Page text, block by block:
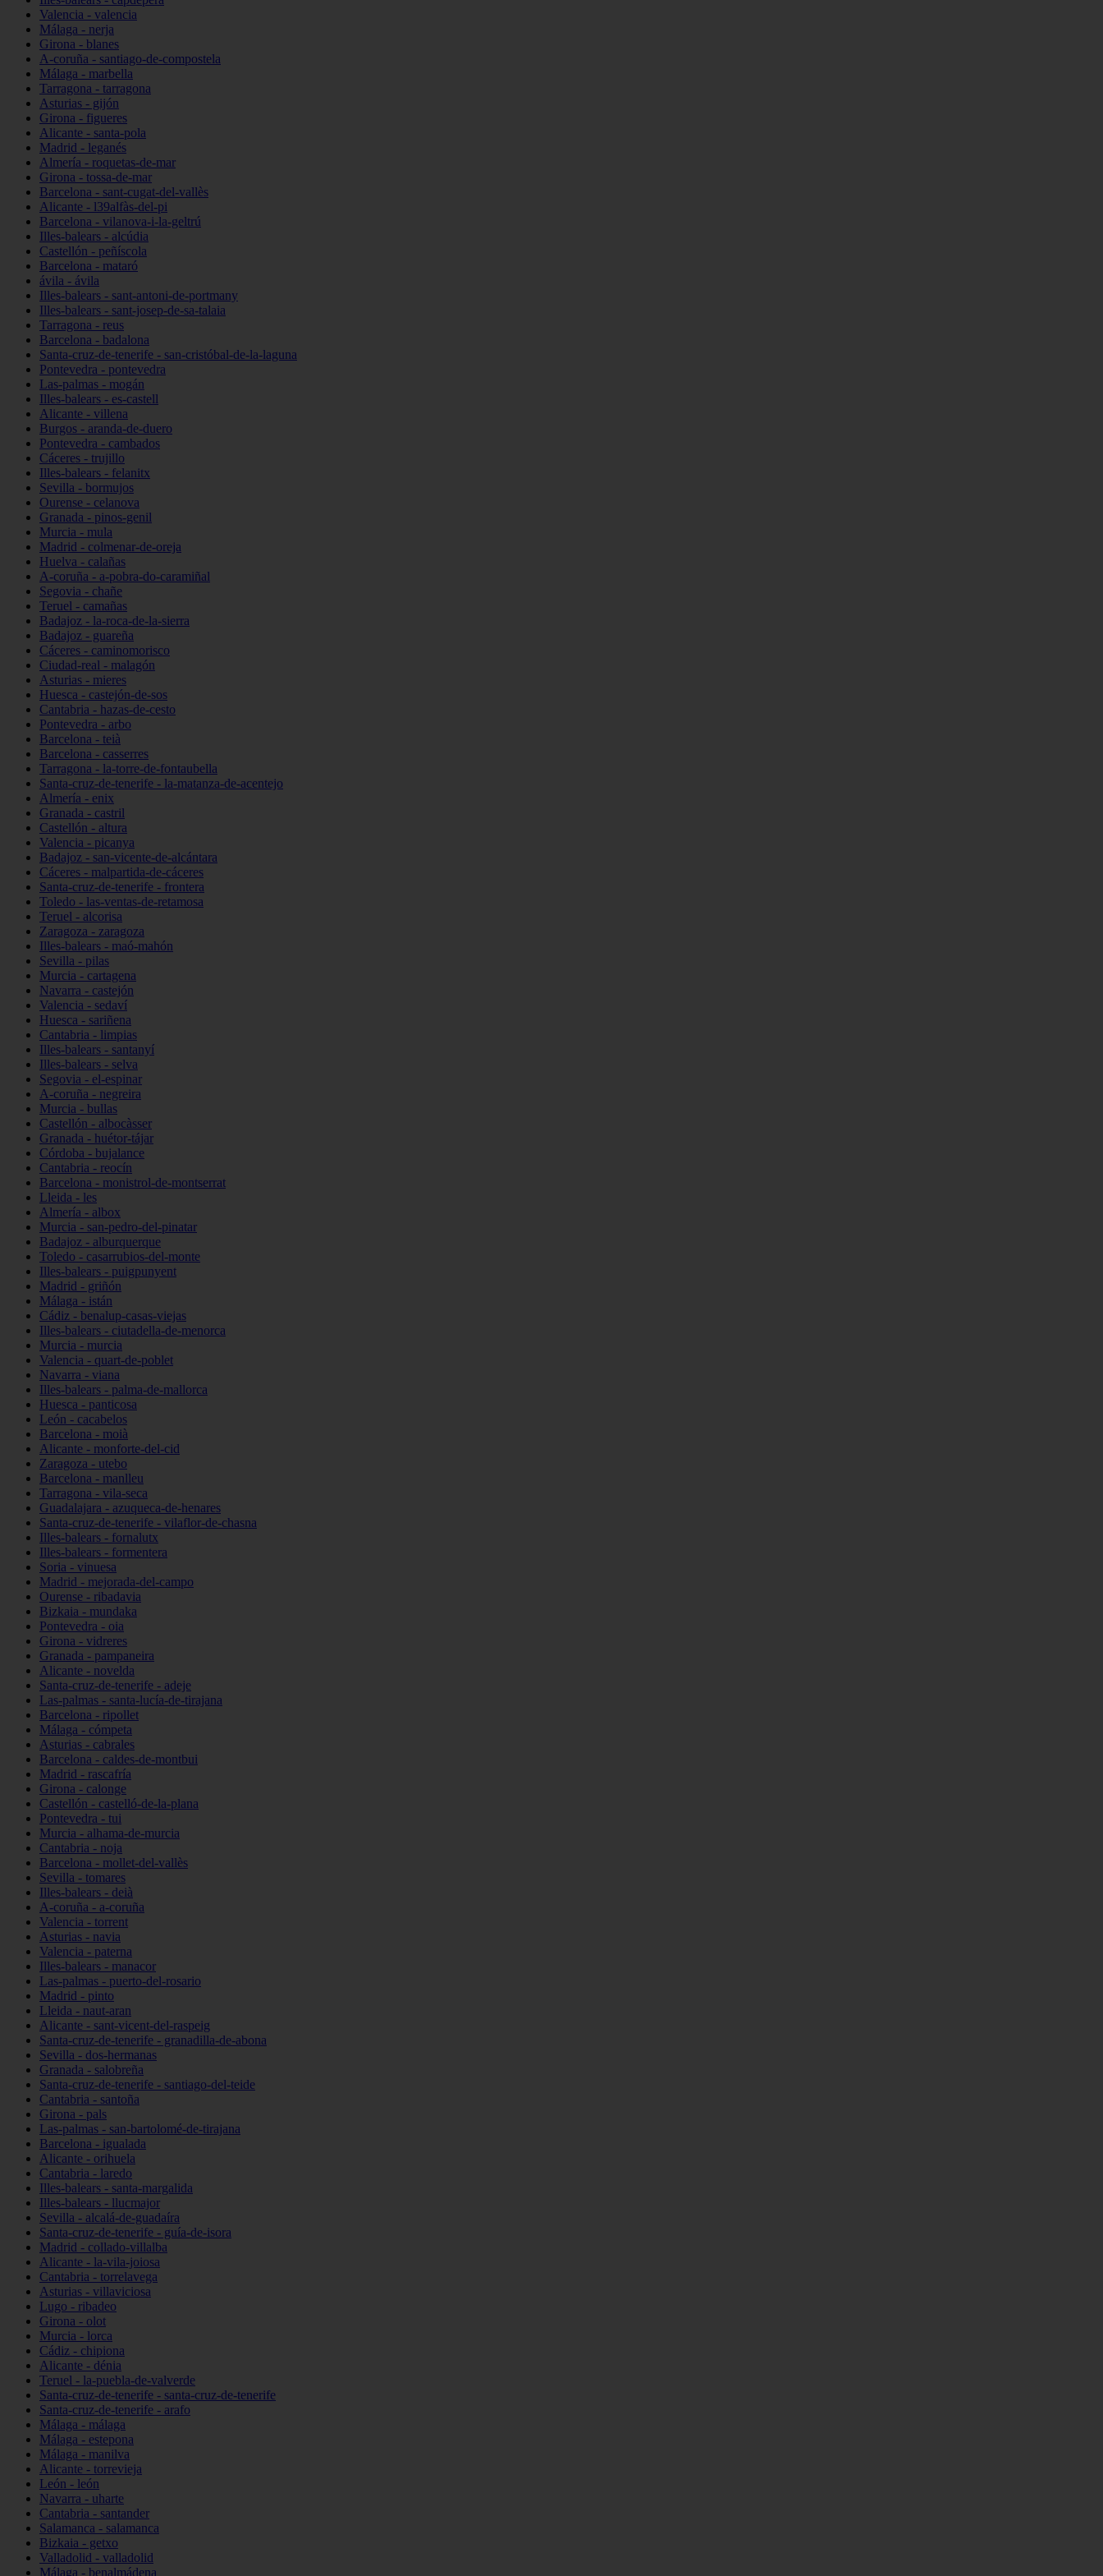
Valencia - valencia
Málaga - nerja
Girona - blanes
A-coruña - santiago-de-compostela
Málaga - marbella
Tarragona - tarragona
Asturias - gijón
Girona - figueres
Alicante - santa-pola
Madrid - leganés
Almería - roquetas-de-mar
Girona - tossa-de-mar
Barcelona - sant-cugat-del-vallès
Alicante - l39alfàs-del-pi
Barcelona - vilanova-i-la-geltrú
Illes-balears - alcúdia
Castellón - peñíscola
Barcelona - mataró
ávila - ávila
Illes-balears - sant-antoni-de-portmany
Illes-balears - sant-josep-de-sa-talaia
Tarragona - reus
Barcelona - badalona
Santa-cruz-de-tenerife - san-cristóbal-de-la-laguna
Pontevedra - pontevedra
Las-palmas - mogán
Illes-balears - es-castell
Alicante - villena
Burgos - aranda-de-duero
Pontevedra - cambados
Cáceres - trujillo
Illes-balears - felanitx
Sevilla - bormujos
Ourense - celanova
Granada - pinos-genil
Murcia - mula
Madrid - colmenar-de-oreja
Huelva - calañas
A-coruña - a-pobra-do-caramiñal
Segovia - chañe
Teruel - camañas
Badajoz - la-roca-de-la-sierra
Badajoz - guareña
Cáceres - caminomorisco
Ciudad-real - malagón
Asturias - mieres
Huesca - castejón-de-sos
Cantabria - hazas-de-cesto
Pontevedra - arbo
Barcelona - teià
Barcelona - casserres
Tarragona - la-torre-de-fontaubella
Santa-cruz-de-tenerife - la-matanza-de-acentejo
Almería - enix
Granada - castril
Castellón - altura
Valencia - picanya
Badajoz - san-vicente-de-alcántara
Cáceres - malpartida-de-cáceres
Santa-cruz-de-tenerife - frontera
Toledo - las-ventas-de-retamosa
Teruel - alcorisa
Zaragoza - zaragoza
Illes-balears - maó-mahón
Sevilla - pilas
Murcia - cartagena
Navarra - castejón
Valencia - sedaví
Huesca - sariñena
Cantabria - limpias
Illes-balears - santanyí
Illes-balears - selva
Segovia - el-espinar
A-coruña - negreira
Murcia - bullas
Castellón - albocàsser
Granada - huétor-tájar
Córdoba - bujalance
Cantabria - reocín
Barcelona - monistrol-de-montserrat
Lleida - les
Almería - albox
Murcia - san-pedro-del-pinatar
Badajoz - alburquerque
Toledo - casarrubios-del-monte
Illes-balears - puigpunyent
Madrid - griñón
Málaga - istán
Cádiz - benalup-casas-viejas
Illes-balears - ciutadella-de-menorca
Murcia - murcia
Valencia - quart-de-poblet
Navarra - viana
Illes-balears - palma-de-mallorca
Huesca - panticosa
León - cacabelos
Barcelona - moià
Alicante - monforte-del-cid
Zaragoza - utebo
Barcelona - manlleu
Tarragona - vila-seca
Guadalajara - azuqueca-de-henares
Santa-cruz-de-tenerife - vilaflor-de-chasna
Illes-balears - fornalutx
Illes-balears - formentera
Soria - vinuesa
Madrid - mejorada-del-campo
Ourense - ribadavia
Bizkaia - mundaka
Pontevedra - oia
Girona - vidreres
Granada - pampaneira
Alicante - novelda
Santa-cruz-de-tenerife - adeje
Las-palmas - santa-lucía-de-tirajana
Barcelona - ripollet
Málaga - cómpeta
Asturias - cabrales
Barcelona - caldes-de-montbui
Madrid - rascafría
Girona - calonge
Castellón - castelló-de-la-plana
Pontevedra - tui
Murcia - alhama-de-murcia
Cantabria - noja
Barcelona - mollet-del-vallès
Sevilla - tomares
Illes-balears - deià
A-coruña - a-coruña
Valencia - torrent
Asturias - navia
Valencia - paterna
Illes-balears - manacor
Las-palmas - puerto-del-rosario
Madrid - pinto
Lleida - naut-aran
Alicante - sant-vicent-del-raspeig
Santa-cruz-de-tenerife - granadilla-de-abona
Sevilla - dos-hermanas
Granada - salobreña
Santa-cruz-de-tenerife - santiago-del-teide
Cantabria - santoña
Girona - pals
Las-palmas - san-bartolomé-de-tirajana
Barcelona - igualada
Alicante - orihuela
Cantabria - laredo
Illes-balears - santa-margalida
Illes-balears - llucmajor
Sevilla - alcalá-de-guadaíra
Santa-cruz-de-tenerife - guía-de-isora
Madrid - collado-villalba
Alicante - la-vila-joiosa
Cantabria - torrelavega
Asturias - villaviciosa
Lugo - ribadeo
Girona - olot
Murcia - lorca
Cádiz - chipiona
Alicante - dénia
Teruel - la-puebla-de-valverde
Santa-cruz-de-tenerife - santa-cruz-de-tenerife
Santa-cruz-de-tenerife - arafo
Málaga - málaga
Málaga - estepona
Málaga - manilva
Alicante - torrevieja
León - león
Navarra - uharte
Cantabria - santander
Salamanca - salamanca
Bizkaia - getxo
Valladolid - valladolid
Málaga - benalmádena